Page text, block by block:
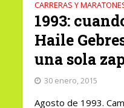
CARRERAS Y
1993:
Haile
una sola
30 enero, 2015
Agosto de 1993.